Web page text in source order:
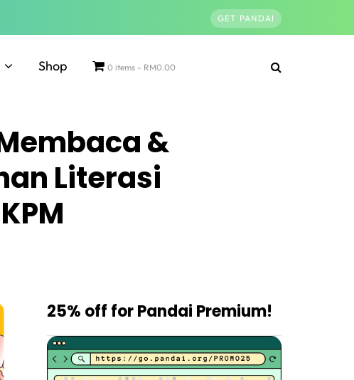
GET PANDAI
Shop 0 items RM0.00
&
Literasi
25% off for Pandai Premium!